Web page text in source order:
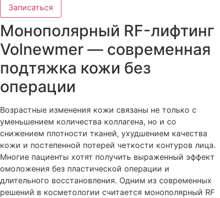
Записаться
Монополярный RF-лифтинг
Volnewmer — современная
подтяжка кожи без
операции
Возрастные изменения кожи связаны не только с
уменьшением количества коллагена, но и со
снижением плотности тканей, ухудшением качества
кожи и постепенной потерей четкости контуров лица.
Многие пациенты хотят получить выраженный эффект
омоложения без пластической операции и
длительного восстановления. Одним из современных
решений в косметологии считается монополярный RF